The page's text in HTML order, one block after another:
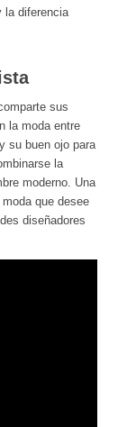
la diferencia
sus
la moda entre
su buen ojo para
la
moderno. Una
que desee
diseñadores